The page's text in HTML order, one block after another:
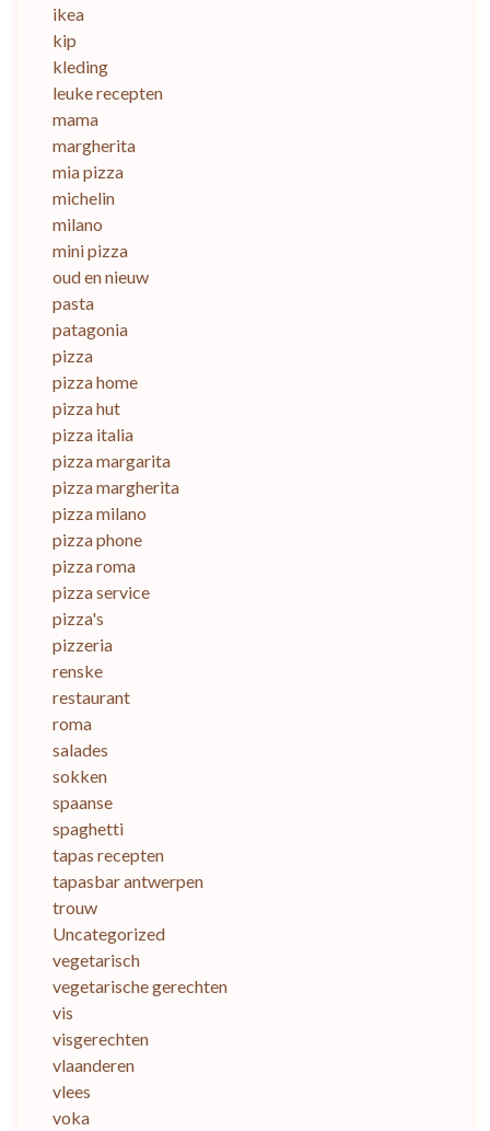
ikea
kip
kleding
leuke recepten
mama
margherita
mia pizza
michelin
milano
mini pizza
oud en nieuw
pasta
patagonia
pizza
pizza home
pizza hut
pizza italia
pizza margarita
pizza margherita
pizza milano
pizza phone
pizza roma
pizza service
pizza's
pizzeria
renske
restaurant
roma
salades
sokken
spaanse
spaghetti
tapas recepten
tapasbar antwerpen
trouw
Uncategorized
vegetarisch
vegetarische gerechten
vis
visgerechten
vlaanderen
vlees
voka